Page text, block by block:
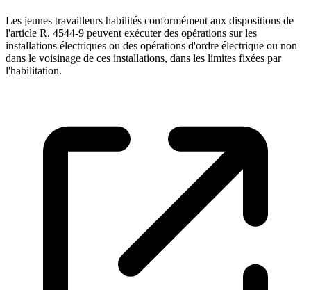
Les jeunes travailleurs habilités conformément aux dispositions de
l'article R. 4544-9 peuvent exécuter des opérations sur les
installations électriques ou des opérations d'ordre électrique ou non
dans le voisinage de ces installations, dans les limites fixées par
l'habilitation.